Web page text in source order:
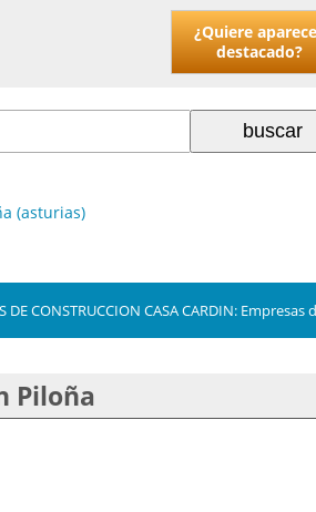
¿Quiere
destacado?
(asturias)
DE CONSTRUCCION CASA CARDIN:
Piloña